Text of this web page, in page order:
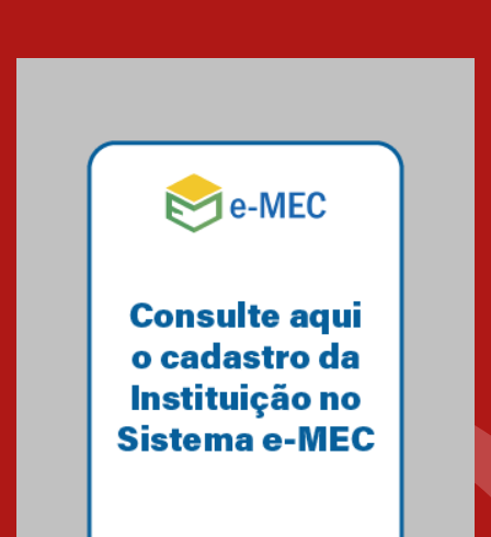
04.08.2026
Mackenzie recepciona os
calouros do segundo semestre
Como o Colégio Mackenzie
Brasília prepara seus
estudantes para o PAS antes
mesmo do Ensino Médio